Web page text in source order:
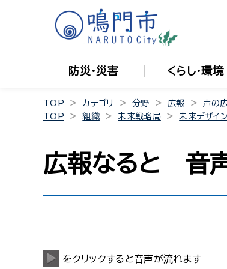
防災・災害 くらし・環境
TOP カテゴリ 分野 広報
声の
TOP
組織 未来戦略局 未来デザイ
広報なると 音声
をクリックすると音声が流れます